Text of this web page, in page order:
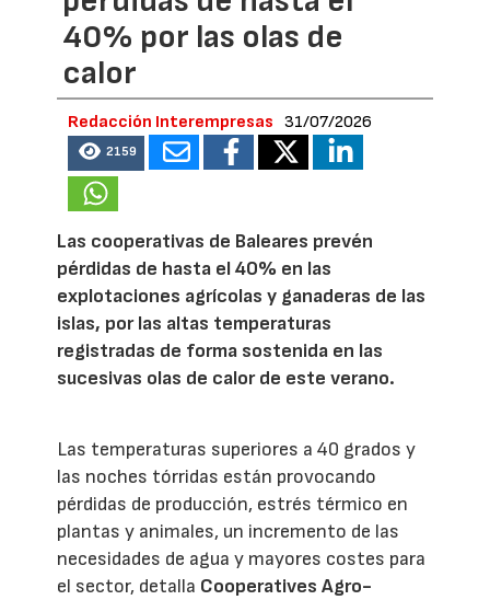
40% por las olas de
calor
Redacción Interempresas 31/07/2026
2159
Las cooperativas de Baleares prevén
pérdidas de hasta el 40% en las
explotaciones agrícolas y ganaderas de las
islas, por las altas temperaturas
registradas de forma sostenida en las
sucesivas olas de calor de este verano.
Las temperaturas superiores a 40 grados y
las noches tórridas están provocando
pérdidas de producción, estrés térmico en
plantas y animales, un incremento de las
necesidades de agua y mayores costes para
el sector, detalla Cooperatives Agro-